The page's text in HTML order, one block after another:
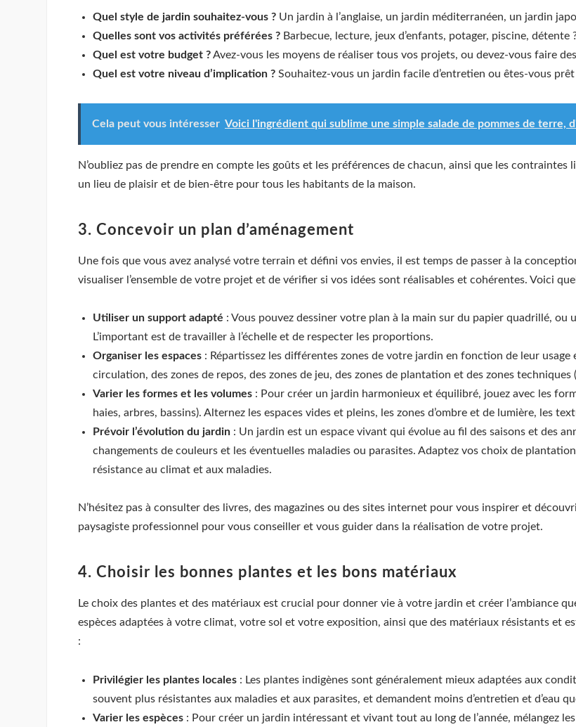
Quel style de jardin souhaitez-vous ? Un jardin à l’anglaise, un jardin méditerranéen, un jardin
Quelles sont vos activités préférées ? Barbecue, lecture, jeux d’enfants, potager, piscine, détente
Quel est votre budget ?Avez-vous les moyens de réaliser tous vos projets, ou devez-vous faire
Quel est votre niveau d’implication ? Souhaitez-vous un jardin facile d’entretien ou êtes-vous
Cela peut vous intéresser Voici l'ingrédient qui sublime une simple salade de pommes de terre,
N’oubliez pas de prendre en compte les goûts et les préférences de chacun, ainsi que les contraintes
un lieu de plaisir et de bien-être pour tous les habitants de la maison.
3. Concevoir un plan d’aménagement
Une fois que vous avez analysé votre terrain et défini vos envies, il est temps de passer à la
visualiser l’ensemble de votre projet et de vérifier si vos idées sont réalisables et cohérentes. Voici
Utiliser un support adapté : Vous pouvez dessiner votre plan à la main sur du papier quadrillé,
L’important est de travailler à l’échelle et de respecter les proportions.
Organiser les espaces : Répartissez les différentes zones de votre jardin en fonction de leur usage
circulation, des zones de repos, des zones de jeu, des zones de plantation et des zones techniques
Varier les formes et les volumes : Pour créer un jardin harmonieux et équilibré, jouez avec les
haies, arbres, bassins). Alternez les espaces vides et pleins, les zones d’ombre et de lumière, les
Prévoir l’évolution du jardin : Un jardin est un espace vivant qui évolue au fil des saisons et des
changements de couleurs et les éventuelles maladies ou parasites. Adaptez vos choix de
résistance au climat et aux maladies.
N’hésitez pas à consulter des livres, des magazines ou des sites internet pour vous inspirer et
paysagiste professionnel pour vous conseiller et vous guider dans la réalisation de votre projet.
4. Choisir les bonnes plantes et les bons matériaux
Le choix des plantes et des matériaux est crucial pour donner vie à votre jardin et créer l’ambiance
espèces adaptées à votre climat, votre sol et votre exposition, ainsi que des matériaux résistants et
:
Privilégier les plantes locales : Les plantes indigènes sont généralement mieux adaptées aux
souvent plus résistantes aux maladies et aux parasites, et demandent moins d’entretien et d’eau
Varier les espèces : Pour créer un jardin intéressant et vivant tout au long de l’année, mélangez